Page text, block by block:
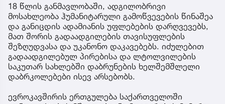
18 წლის განმავლობაში, ადგილობრივი
მოსახლეობა ჰუმანიტარული გამოწვევების წინაშეა
და განიცდის ადამიანის უფლებების დარღვევებს,
მათ შორის გადაადგილების თავისუფლების
შეზღუდვასა და უკანონო დაკავებებს. იძულებით
გადაადგილებულ პირებისა და ლტოლვილების
საკუთარ სახლებში დაბრუნების ხელშემშლელი
დაბრკოლებები ისევ არსებობს.
ევროკავშირის ერთგულება საქართველოში